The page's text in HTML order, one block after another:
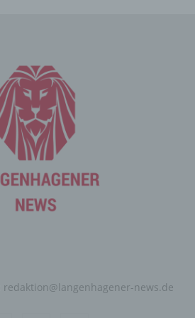
redaktion@langenhagener-news.de
dieser Wiedererkennung ist
unserer Internetseite
einer Internetseite, die
beispielsweise nicht bei jedem
erneut seine Zugangsdaten
der Internetseite und dem auf
des Benutzers abgelegten Cookie
weiteres Beispiel ist das Cookie
die ein Kunde in den virtuellen
und damit der Setzung von